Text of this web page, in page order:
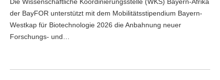
der BayFOR unterstützt mit dem Mobilitätsstipendium Bayern-
Westkap für Biotechnologie 2026 die Anbahnung neuer
Forschungs- und…